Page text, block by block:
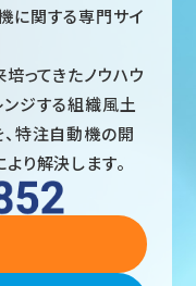
に関する専門サイ
ってきたノウハウ
ンジする組織風土
特注自動機の開
り解決します。